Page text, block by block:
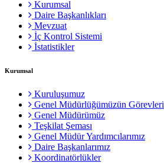
Kurumsal
Daire Başkanlıkları
Mevzuat
İç Kontrol Sistemi
İstatistikler
Kurumsal
Kuruluşumuz
Genel Müdürlüğümüzün Görevleri
Genel Müdürümüz
Teşkilat Şeması
Genel Müdür Yardımcılarımız
Daire Başkanlarımız
Koordinatörlükler